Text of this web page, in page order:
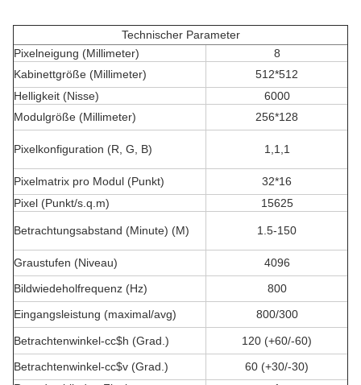
Technischer Parameter
Pixelneigung (Millimeter)
8
Kabinettgröße (Millimeter)
512*512
Helligkeit (Nisse)
6000
Modulgröße (Millimeter)
256*128
Pixelkonfiguration (R, G, B) 1,1,1
Pixelmatrix pro Modul (Punkt)
32*16
Pixel (Punkt/s.q.m)
15625
Betrachtungsabstand (Minute) (M) 1.5-150
Graustufen (Niveau)
4096
Bildwiedeholfrequenz (Hz)
800
Eingangsleistung (maximal/avg)
800/300
Betrachtenwinkel-cc$h (Grad.)
120 (+60/-60)
Betrachtenwinkel-cc$v (Grad.)
60 (+30/-30)